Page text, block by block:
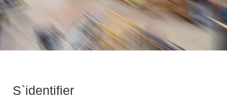
S`identifier